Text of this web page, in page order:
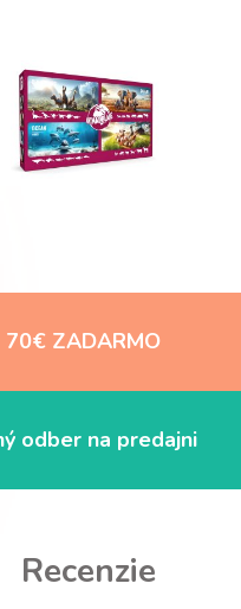
ZADARMO
odber na predajni
Recenzie